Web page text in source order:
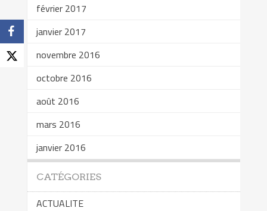
février 2017
janvier 2017
novembre 2016
octobre 2016
août 2016
mars 2016
janvier 2016
CATÉGORIES
ACTUALITE